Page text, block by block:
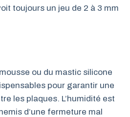
toujours un jeu de 2 à 3 mm
ou du mastic silicone
pour garantir une
les plaques. L’humidité est
d’une fermeture mal